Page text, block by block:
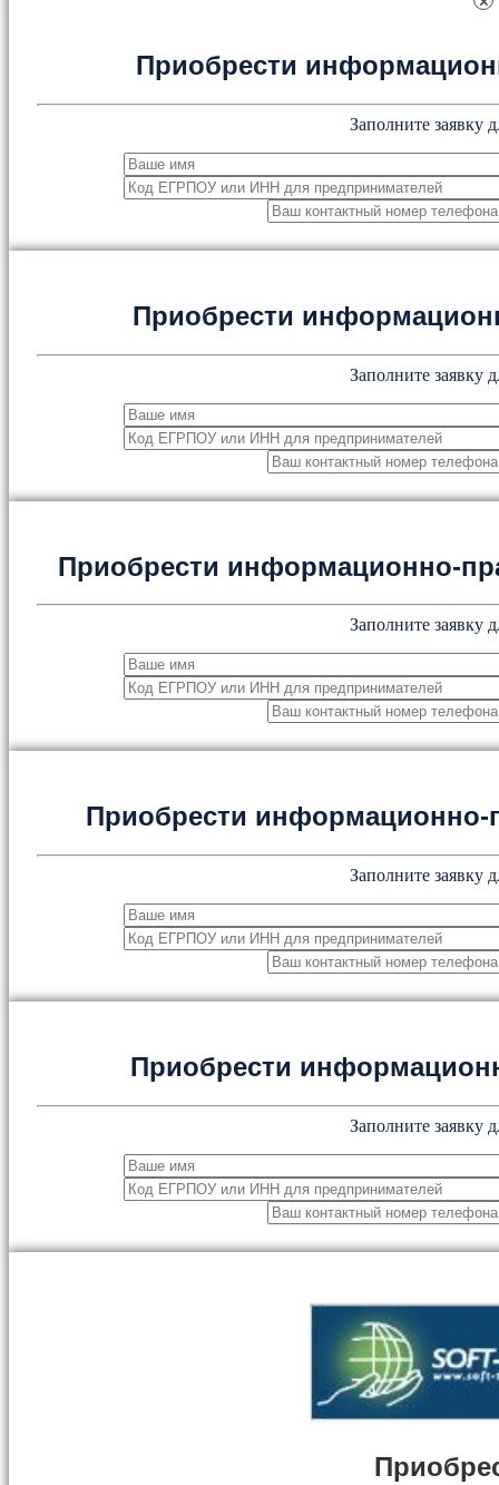
Приобрести
Заполните заявку
Приобрести
Заполните заявку
Приобрести информационно-
Заполните заявку
Приобрести
Заполните заявку
Приобрести
Заполните заявку